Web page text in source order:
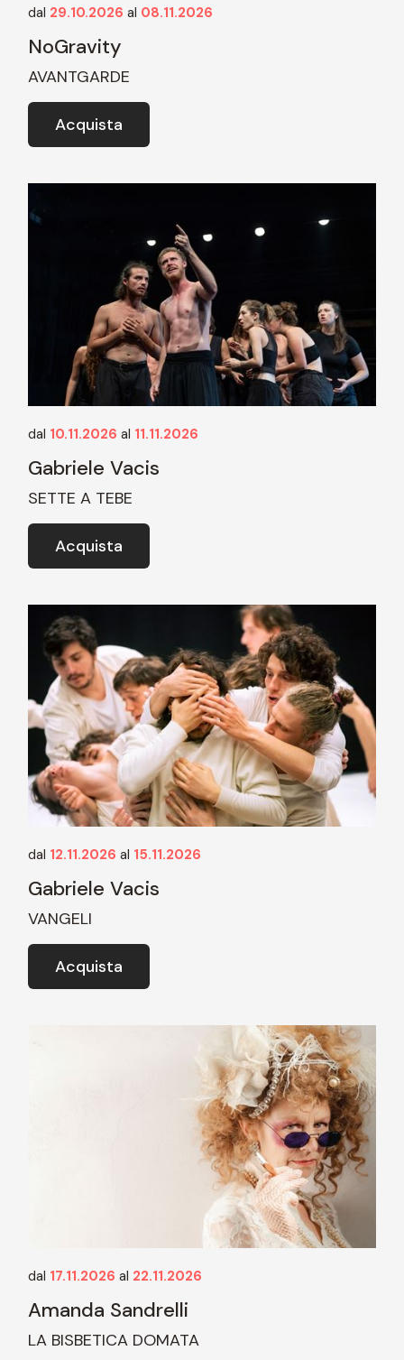
dal 29.10.2026 al 08.11.2026
NoGravity
AVANTGARDE
Acquista
dal 10.11.2026 al 11.11.2026
Gabriele Vacis
SETTE A TEBE
Acquista
dal 12.11.2026 al 15.11.2026
Gabriele Vacis
VANGELI
Acquista
dal 17.11.2026 al 22.11.2026
Amanda Sandrelli
LA BISBETICA DOMATA